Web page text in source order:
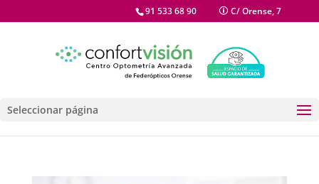
91 533 68 90 C/ Orense, 7
Seleccionar página